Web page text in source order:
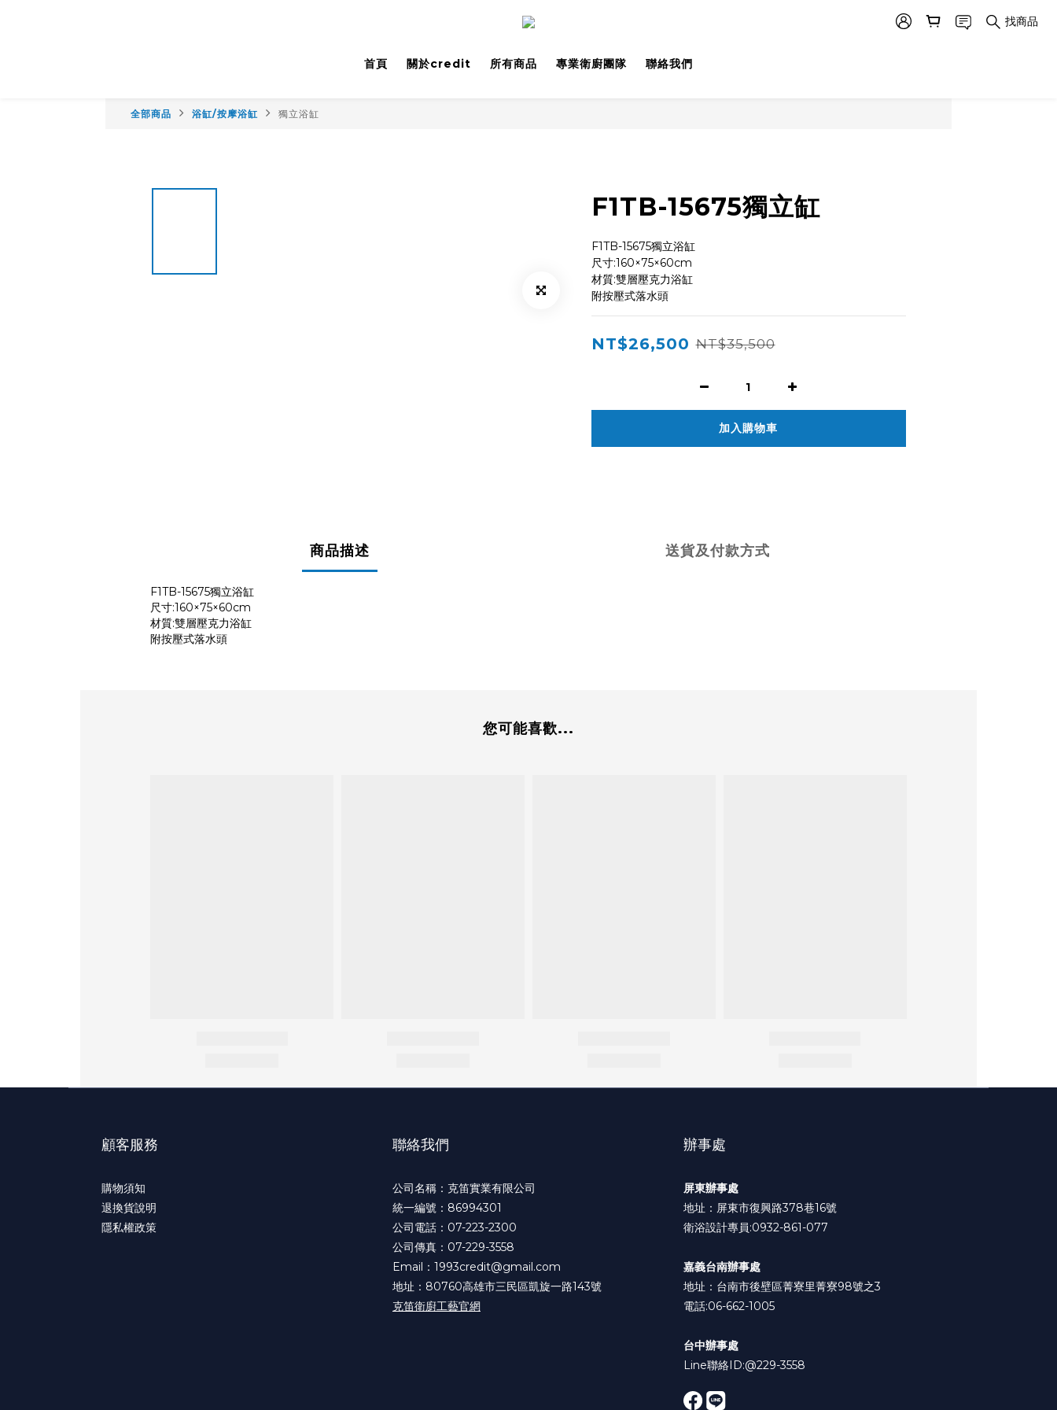
找商品
首頁 關於credit 所有商品 專業衛廚團隊 聯絡我們
全部商品 浴缸/按摩浴缸 獨立浴缸
F1TB-15675獨立缸
F1TB-15675獨立浴缸
尺寸:160×75×60cm
材質:雙層壓克力浴缸
附按壓式落水頭
NT$26,500 NT$35,500
加入購物車
商品描述 送貨及付款方式
F1TB-15675獨立浴缸
尺寸:160×75×60cm
材質:雙層壓克力浴缸
附按壓式落水頭
您可能喜歡...
顧客服務
購物須知
退換貨說明
隱私權政策
聯絡我們
公司名稱：克笛實業有限公司
統一編號：86994301
公司電話：07-223-2300
公司傳真：07-229-3558
Email：1993credit@gmail.com
地址：80760高雄市三民區凱旋一路143號
克笛衛廚工藝官網
辦事處
屏東辦事處
地址：屏東市復興路378巷16號
衛浴設計專員:0932-861-077
嘉義台南辦事處
地址：台南市後壁區菁寮里菁寮98號之3
電話:06-662-1005
台中辦事處
Line聯絡ID:@229-3558